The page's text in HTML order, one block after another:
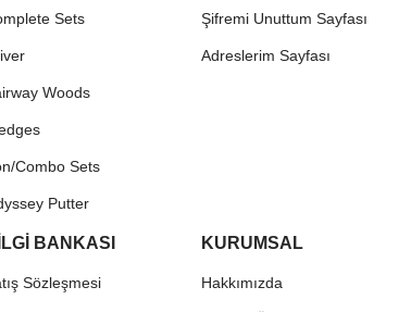
Sets
Woods
Combo Sets
Putter
Şifremi Unuttum Sayfası
Adreslerim Sayfası
BANKASI
Sözleşmesi
KURUMSAL
Hakkımızda